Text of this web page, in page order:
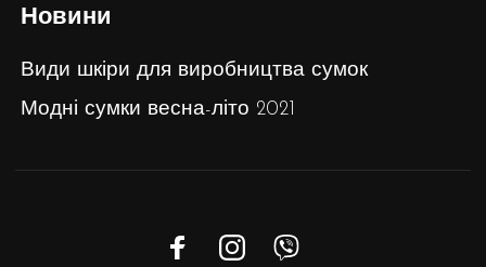
Новини
Види шкіри для виробництва сумок
Модні сумки весна-літо 2021